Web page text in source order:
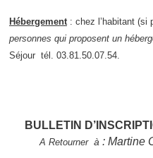
Hébergement: chez l’habitant (si
personnes qui proposent un
Séjour tél. 03.81.50.07.54.
BULLETIN
A Retournerà : Martine